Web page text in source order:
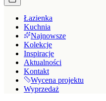
Łazienka
Kuchnia
Najnowsze
Kolekcje
Inspiracje
Aktualności
Kontakt
Wycena projektu
Wyprzedaż